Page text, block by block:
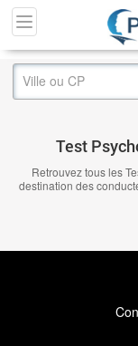
Test
Retrouvez tous les
destination des